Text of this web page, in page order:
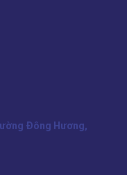
Đông Hương,